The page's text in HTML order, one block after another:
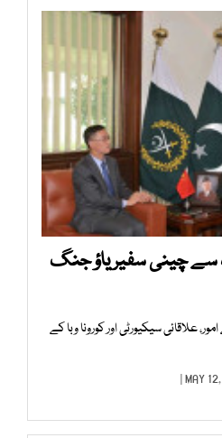
سے چینی سفیر یاؤ جنگ
علاقائی سیکیورٹی اور کورونا وبا کے